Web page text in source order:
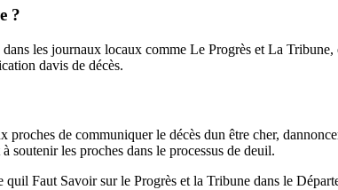
?
les journaux locaux comme Le Progrès et La
davis de décès.
de communiquer le décès dun être cher,
soutenir les proches dans le processus de deuil.
Faut Savoir sur le Progrès et la Tribune dans le